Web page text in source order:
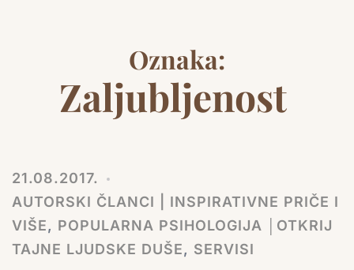
Oznaka:
Zaljubljenost
21.08.2017.
AUTORSKI ČLANCI | INSPIRATIVNE PRIČE I
VIŠE, POPULARNA PSIHOLOGIJA │OTKRIJ
TAJNE LJUDSKE DUŠE, SERVISI